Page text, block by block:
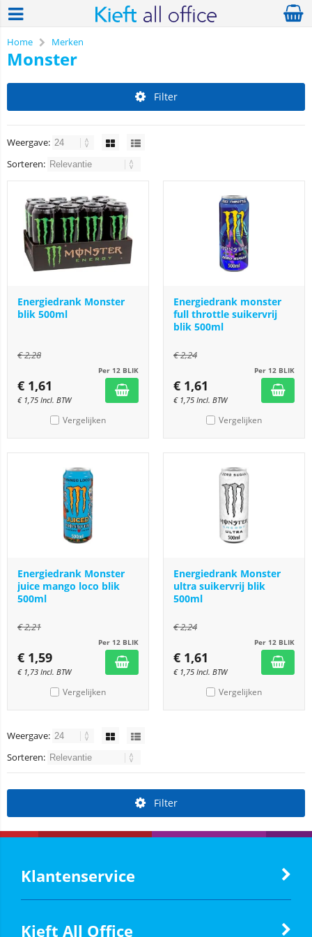
Home Merken
Monster
Filter
Weergave:
Sorteren:
Energiedrank Monster
blik 500ml
€2,28
Per 12 BLIK
€ 1,61
€ 1,75 Incl. BTW
Vergelijken
Energiedrank monster
full throttle suikervrij
blik 500ml
€2,24
Per 12 BLIK
€ 1,61
€ 1,75 Incl. BTW
Vergelijken
Energiedrank Monster
juice mango loco blik
500ml
€2,21
Per 12 BLIK
€ 1,59
€ 1,73 Incl. BTW
Vergelijken
Energiedrank Monster
ultra suikervrij blik
500ml
€2,24
Per 12 BLIK
€ 1,61
€ 1,75 Incl. BTW
Vergelijken
Weergave:
Sorteren:
Filter
Klantenservice
Kieft All Office